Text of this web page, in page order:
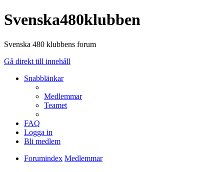
Svenska480klubben
Svenska 480 klubbens forum
Gå direkt till innehåll
Snabblänkar
Medlemmar
Teamet
FAQ
Logga in
Bli medlem
Forumindex Medlemmar